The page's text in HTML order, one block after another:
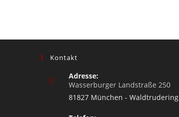
Kontakt
Adresse:
Wasserburger Landstraße 250
81827 München - Waldtrudering